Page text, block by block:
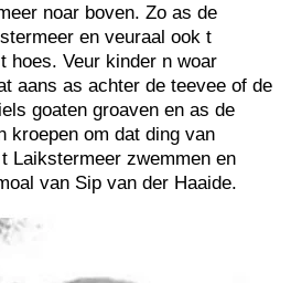
noar boven. Zo as de
en veuraal ook t
hoes. Veur kinder n woar
aans as achter de teevee of de
goaten groaven en as de
kroepen om dat ding van
Laikstermeer zwemmen en
van Sip van der Haaide.